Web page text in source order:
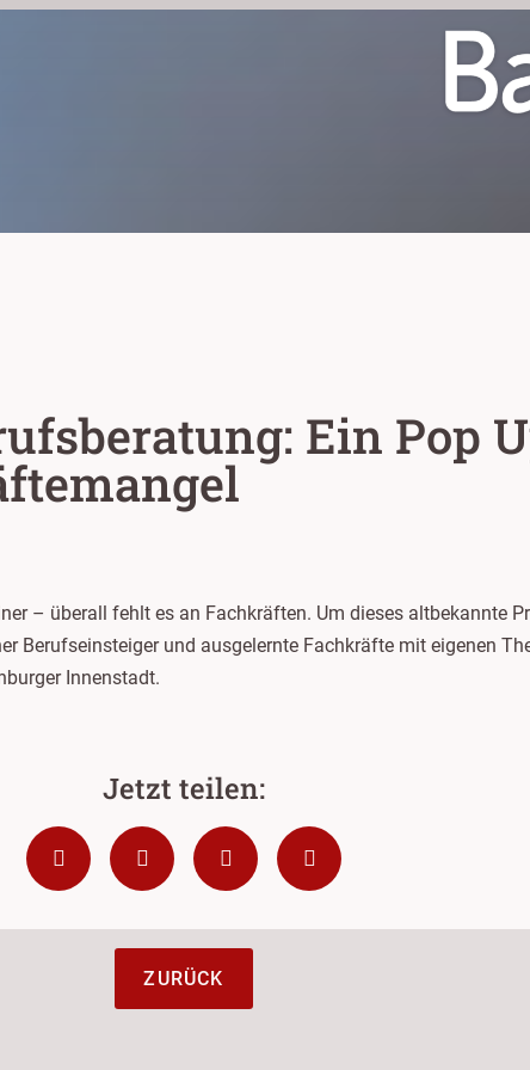
Ein Pop
– überall fehlt es an Fachkräften. Um dieses altbekannte
Berufseinsteiger und ausgelernte Fachkräfte mit eigenen
Innenstadt.
ZURÜCK